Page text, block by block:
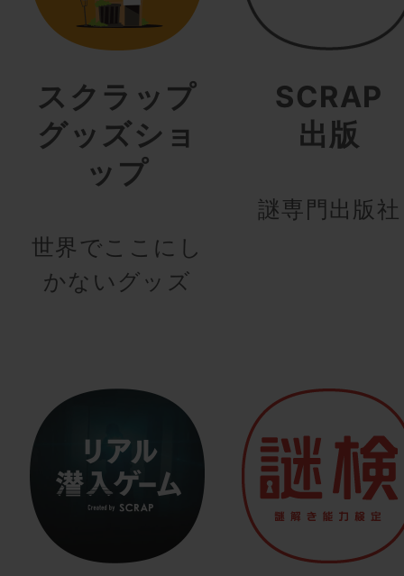
スクラップ
グッズショ
ップ
世界でここにし
かないグッズ
SCRAP
出版
謎専門出版社